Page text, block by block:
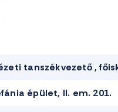
tanszékvezető ,
épület, II. em. 201.